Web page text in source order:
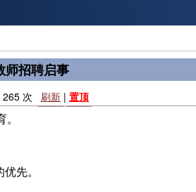
师招聘启事
次 刷新 | 置顶
先。